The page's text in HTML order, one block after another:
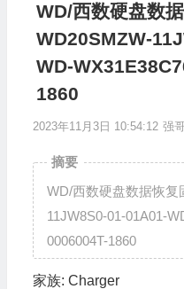
WD/西数硬盘数
WD20SMZW-
WD-
1860
2023年11月3日 10:54:12 强
摘要
WD/西数硬盘数据恢复
11JW8S0-01-01A01-
0006004T-1860
家族: Charger